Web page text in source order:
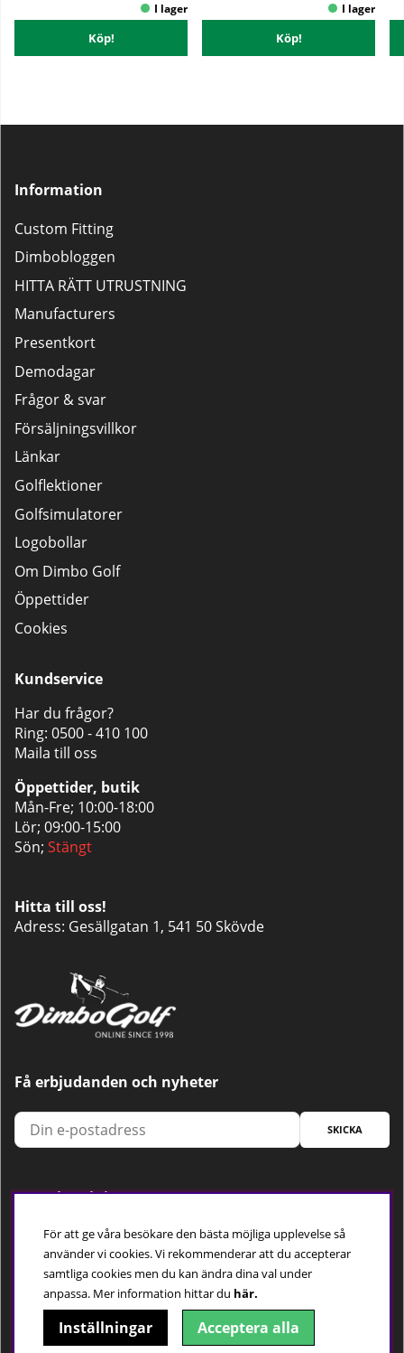
Köp! Köp!
Information
Custom Fitting
Dimbobloggen
HITTA RÄTT UTRUSTNING
Manufacturers
Presentkort
Demodagar
Frågor & svar
Försäljningsvillkor
Länkar
Golflektioner
Golfsimulatorer
Logobollar
Om Dimbo Golf
Öppettider
Cookies
Kundservice
Har du frågor?
Ring: 0500 - 410 100
Maila till oss
Öppettider, butik
Mån-Fre; 10:00-18:00
Lör; 09:00-15:00
Sön; Stängt
Hitta till oss!
Adress: Gesällgatan 1, 541 50 Skövde
Få erbjudanden och nyheter
SKICKA
Trygg betalning
Följ oss
För att ge våra besökare den bästa möjliga upplevelse så
använder vi cookies. Vi rekommenderar att du accepterar
samtliga cookies men du kan ändra dina val under
anpassa. Mer information hittar du här.
Inställningar Acceptera alla